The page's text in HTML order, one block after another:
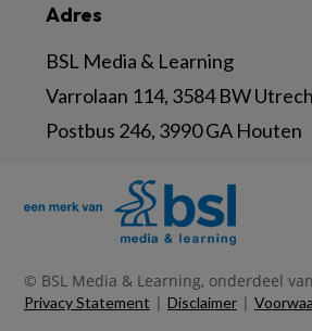
Adres
BSL Media & Learning
Varrolaan 114, 3584 BW
Postbus 246, 3990 GA Houten
© BSL Media & Learning, onderdeel van
Privacy Statement | Disclaimer |